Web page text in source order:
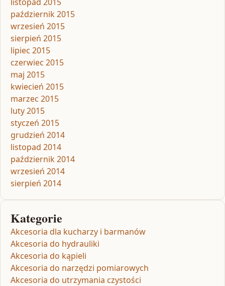
październik 2015
wrzesień 2015
sierpień 2015
lipiec 2015
czerwiec 2015
maj 2015
kwiecień 2015
marzec 2015
luty 2015
styczeń 2015
grudzień 2014
listopad 2014
październik 2014
wrzesień 2014
sierpień 2014
Kategorie
Akcesoria dla kucharzy i barmanów
Akcesoria do hydrauliki
Akcesoria do kąpieli
Akcesoria do narzędzi pomiarowych
Akcesoria do utrzymania czystości